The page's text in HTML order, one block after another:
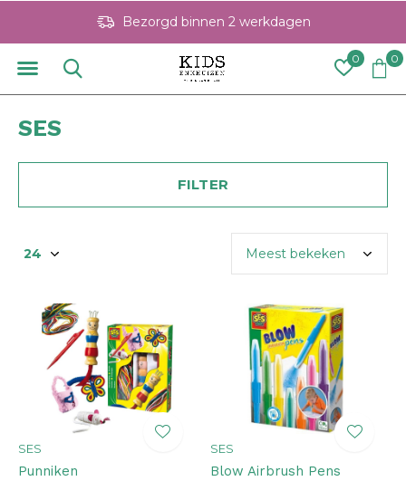
0 0
Bezorgd binnen 2 werkdagen
SES
FILTER
SES
Punniken
SES
Blow Airbrush Pens